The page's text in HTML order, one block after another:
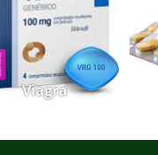
Viagra